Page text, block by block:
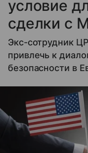
условие
сделки с
Экс-сотрудник
привлечь к
безопасности в